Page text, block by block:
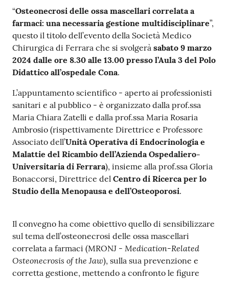
r
e
A
m
m
n
i
s
t
r
a
z
i
o
e
t
r
a
s
“Osteonecrosi delle ossa mascellari correlata a
farmaci: una necessaria gestione multidisciplinare”,
questo il titolo dell’evento della Società Medico
Chirurgica di Ferrara che si svolgerà sabato 9 marzo
2024 dalle ore 8.30 alle 13.00 presso l’Aula 3 del Polo
Didattico all’ospedale Cona.
L’appuntamento scientifico - aperto ai professionisti
sanitari e al pubblico - è organizzato dalla prof.ssa
Maria Chiara Zatelli e dalla prof.ssa Maria Rosaria
Ambrosio (rispettivamente Direttrice e Professore
Associato dell’Unità Operativa di Endocrinologia e
Malattie del Ricambio dell’Azienda Ospedaliero-
Universitaria di Ferrara), insieme alla prof.ssa Gloria
Bonaccorsi, Direttrice del Centro di Ricerca per lo
Studio della Menopausa e dell’Osteoporosi.
Il convegno ha come obiettivo quello di sensibilizzare
sul tema dell’osteonecrosi delle ossa mascellari
correlata a farmaci (MRONJ - Medication-Related
Osteonecrosis of the Jaw), sulla sua prevenzione e
corretta gestione, mettendo a confronto le figure